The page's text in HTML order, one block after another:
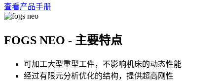
查看产品手册
FOGS NEO - 主要特点
可加工大型重型工件，不影响机床的动态性能
经过有限元分析优化的结构，提供超高刚性